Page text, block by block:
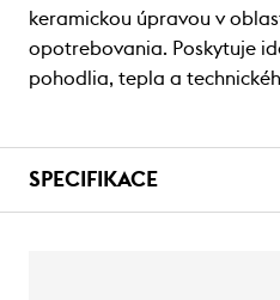
keramickou úpravou v
opotrebovania. Poskytuje
pohodlia, tepla a
SPECIFIKACE